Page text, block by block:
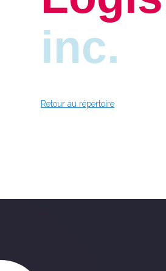
inc.
Retour au répertoire